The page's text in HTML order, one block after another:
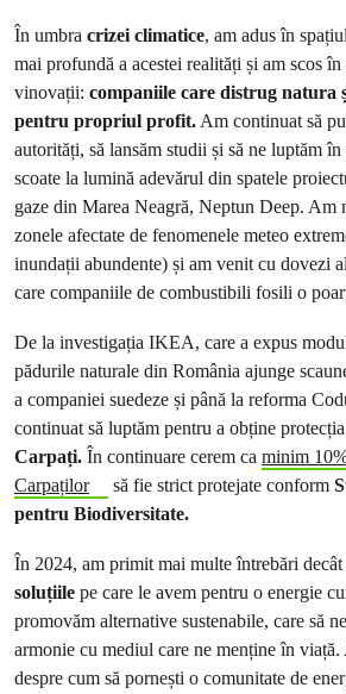
În umbra crizei climatice, am adus în
mai profundă a acestei realități și am scos
vinovații: companiile care distrug natura
pentru propriul profit.Am continuat să
autorități, să lansăm studii și să ne luptăm
scoate la lumină adevărul din spatele
gaze din Marea Neagră, Neptun Deep. Am
zonele afectate de fenomenele meteo
inundații abundente) și am venit cu dovezi
care companiile de combustibili fosili o
De la investigația IKEA, care a expus
pădurile naturale din România ajunge
a companiei suedeze și până la reforma
continuat să luptăm pentru a obține protecția
Carpați. În continuare cerem ca minim
Carpaților
să fie strict protejate conform
pentru Biodiversitate.
În 2024, am primit mai multe întrebări
soluțiile pe care le avem pentru o energie
promovăm alternative sustenabile, care să
armonie cu mediul care ne menține în
despre cum să pornești o comunitate de